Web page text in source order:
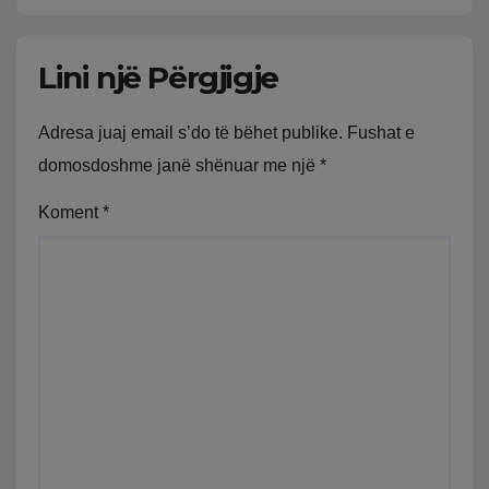
Lini një Përgjigje
Adresa juaj email s’do të bëhet publike. Fushat e
domosdoshme janë shënuar me një *
Koment *